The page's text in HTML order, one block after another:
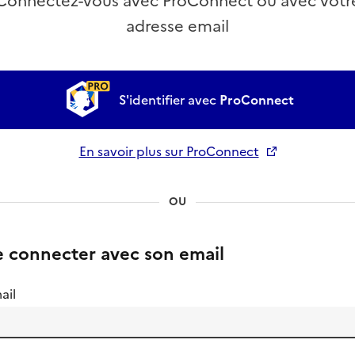
adresse email
S'identifier avec ProConnect
En savoir plus sur ProConnect
OU
connecter avec son email